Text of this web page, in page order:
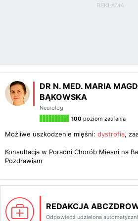
DR N. MED. MARIA
BĄKOWSKA
Neurolog
100 poziom zaufania
Możliwe uszkodzenie mięśni: dystrofia,
Konsultacja w Poradni Chorób Miesni na
Pozdrawiam
REDAKCJA
Odpowiedź udzielona